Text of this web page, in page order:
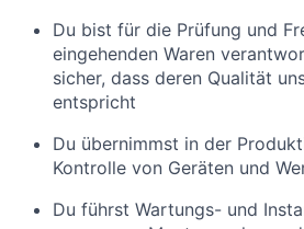
Du bist für die Prüfung und
eingehenden Waren
sicher, dass deren Qualität
entspricht
Du übernimmst in der
Kontrolle von Geräten und
Du führst Wartungs- und